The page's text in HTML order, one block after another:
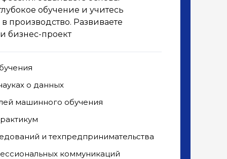
обучение и учитесь
производство. Развиваете
бизнес-проект
о данных
машинного обучения
и техпредпринимательства
коммуникаций